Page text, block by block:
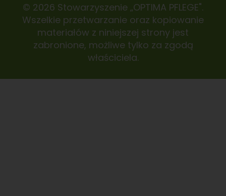
© 2026 Stowarzyszenie „OPTIMA PFLEGE".
Wszelkie przetwarzanie oraz kopiowanie
materiałów z niniejszej strony jest
zabronione, możliwe tylko za zgodą
właściciela.